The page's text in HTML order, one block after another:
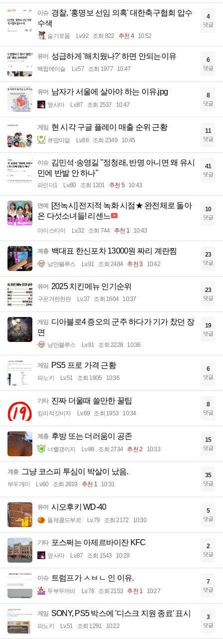
이슈 경찰, '홍명보 선임 의혹' 대한축구협회 압수
수색
슬기로움 Lv.92 조회 822 추천 4 10:52
4
댓글
유머 성급하게 '해치웠나?' 하면 안되는이유
백합에이슬 Lv.57 조회 1977 10:47
6
댓글
유머 남자가 서울에 살아야 하는 이유.jpg
옆사마 Lv.87 조회 2537 10:47
8
댓글
게임 현 시각 구글 플레이 매출 순위 근황
큐땁이알 Lv.88 조회 2349 10:45
11
댓글
이슈 김민석·송영길 "정청래, 반명 아니면 왜 유시
민에 반발 안 하나"
파인더1 Lv.80 조회 1201 추천 5 10:43
41
댓글
연예
[전녹시] 전지적 녹화 시점★ 완전체로 돌아
온 다섯소녀들! 리센느
아이스티이 Lv.32 조회 744 추천 1 10:43
10
댓글
계층 백대표 한신포차 13000원 짜리 계란찜
낭만블루스 Lv.91 조회 2484 추천 3 10:42
23
댓글
유머 2025 치킨메뉴 인기순위
구운겨란한판 Lv.37 조회 1604 10:37
23
댓글
게임
디아블로4 증오의 군주 하다가 기가 찼던 장
면
낭만블루스 Lv.91 조회 2228 10:36
19
댓글
게임 PS5 프로 가격 근황
파노키 Lv.51 조회 1805 10:36
6
댓글
기타 진짜 더울때 쓸만한 꿀팁
킹리적갓비자 Lv.69 조회 1953 10:34
8
댓글
계층 후방 또는 더러움이 공존
너빨갱이지 Lv.86 조회 2734 추천 2 10:33
15
댓글
계층 그냥 코스피 투심이 박살이 났음.
부두개미 Lv.60 조회 2819 추천 1 10:31
35
댓글
유머 시오후키 WD-40
돌체콜드부르 Lv.79 조회 2172 10:30
5
댓글
기타 포스쩌는 아제르바이잔 KFC
옆사마 Lv.87 조회 1543 10:29
2
댓글
이슈 트럼프가 ㅅㅂㄴ 인 이유.
두부두꺼비 Lv.78 조회 2153 추천 1 10:27
7
댓글
게임 SONY, PS5 박스에 '디스크 지원 종료' 표시
파노키 Lv.51 조회 1291 10:22
3
댓글